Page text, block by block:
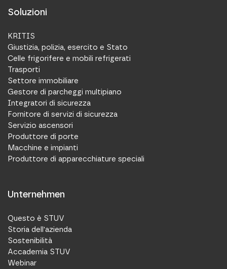
Soluzioni
KRITIS
Giustizia, polizia, esercito e Stato
Celle frigorifere e mobili refrigerati
Trasporti
Settore immobiliare
Gestore di parcheggi multipiano
Integratori di sicurezza
Fornitore di servizi di sicurezza
Servizio ascensori
Produttore di porte
Macchine e impianti
Produttore di apparecchiature speciali
Unternehmen
Questo è STUV
Storia dell'azienda
Sostenibilità
Accademia STUV
Webinar